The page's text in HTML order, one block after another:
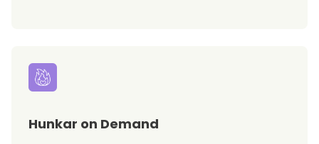
Hunkar on Demand